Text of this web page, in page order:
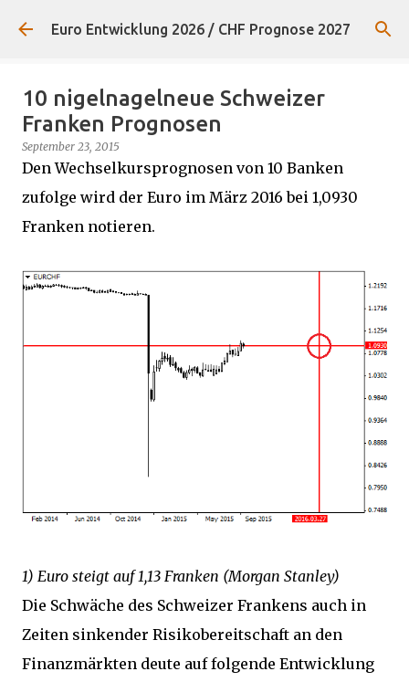
Direkt zum Hauptbereich
Euro Entwicklung 2026 / CHF Prognose 2027
10 nigelnagelneue Schweizer
Franken Prognosen
September 23, 2015
Den Wechselkursprognosen von 10 Banken
zufolge wird der Euro im März 2016 bei 1,0930
Franken notieren.
1) Euro steigt auf 1,13 Franken (Morgan Stanley)
Die Schwäche des Schweizer Frankens auch in
Zeiten sinkender Risikobereitschaft an den
Finanzmärkten deute auf folgende Entwicklung